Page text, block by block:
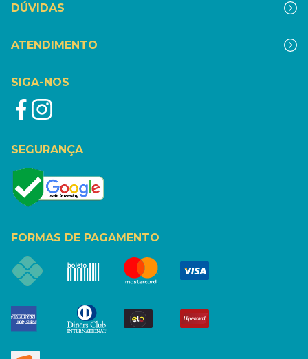
DÚVIDAS
ATENDIMENTO
SIGA-NOS
SEGURANÇA
FORMAS DE PAGAMENTO